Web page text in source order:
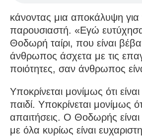
κάνοντας μια αποκάλυψη για
παρουσιαστή. «Εγώ
Θοδωρή ταίρι, που είναι
άνθρωπος άσχετα με τις
ποιότητες, σαν άνθρωπος
Υποκρίνεται μονίμως ότι
παιδί. Υποκρίνεται μονίμως
απαιτήσεις. Ο Θοδωρής είναι
με όλα κυρίως είναι